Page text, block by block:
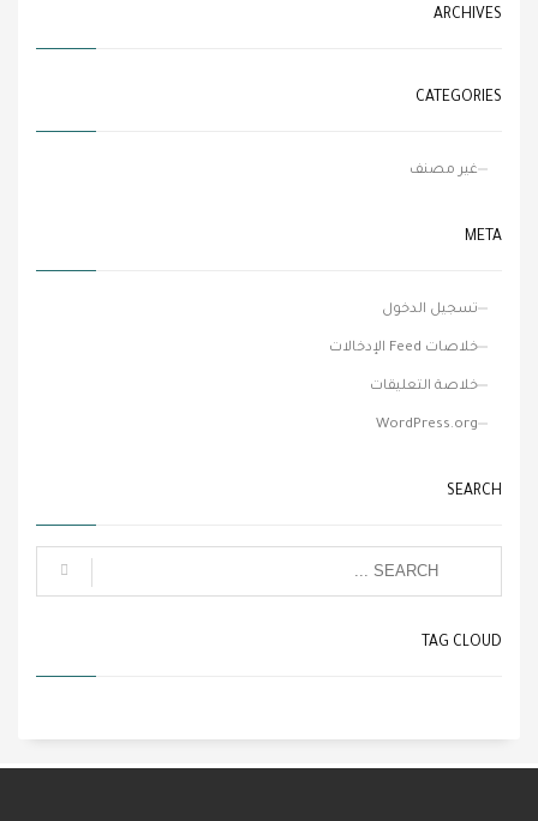
ARCHIVES
CATEGORIES
غير مصنف
META
تسجيل الدخول
خلاصات Feed الإدخالات
خلاصة التعليقات
WordPress.org
SEARCH
TAG CLOUD